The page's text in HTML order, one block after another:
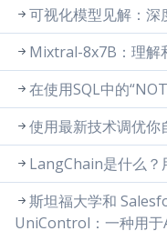
可视化模型见解：
Mixtral-8x7B：理解
在使用SQL中的
使用最新技术调优你
LangChain是什么？
斯坦福大学和
UniControl：一种用于